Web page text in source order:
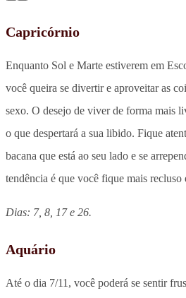
Capricórnio
Enquanto Sol e Marte estiverem em
você queira se divertir e aproveitar as
sexo. O desejo de viver de forma mais
o que despertará a sua libido. Fique
bacana que está ao seu lado e se
tendência é que você fique mais
Dias: 7, 8, 17 e 26.
Aquário
Até o dia 7/11, você poderá se sentir